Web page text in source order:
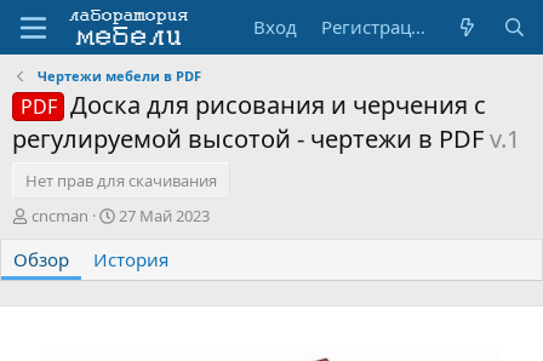
Вход Регистрация
Чертежи мебели в PDF
PDF Доска для рисования и черчения с
регулируемой высотой - чертежи в PDFv.1
Нет прав для скачивания
А
т
о
р
cncman
Д
т
а
с
27 Май 2023
Обзор История